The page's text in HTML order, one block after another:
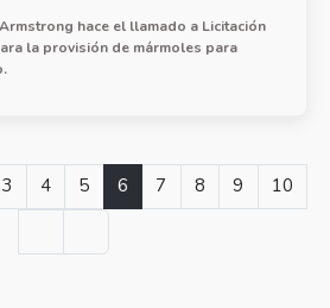
hace el llamado a Licitación
la provisión de mármoles para
3 4 5 6 7 8 9 10